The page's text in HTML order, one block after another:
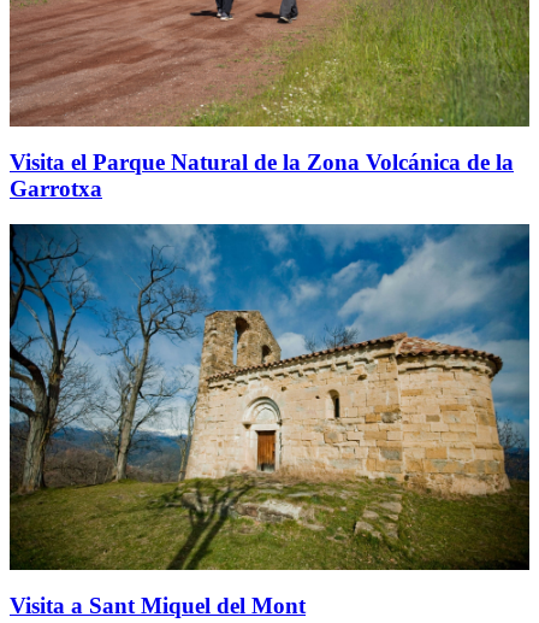
Visita el Parque Natural de la Zona Volcánica de la
Garrotxa
Visita a Sant Miquel del Mont